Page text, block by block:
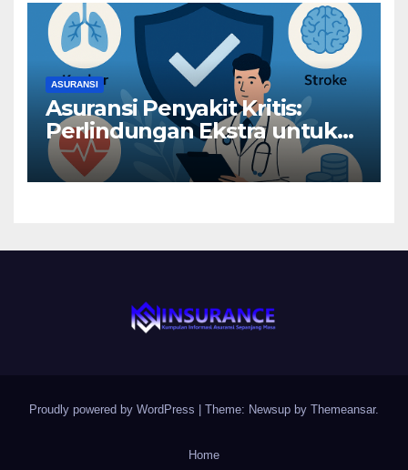
ASURANSI
Asuransi Penyakit Kritis:
Perlindungan Ekstra untuk
Risiko Besar
Proudly powered by WordPress Theme: Newsup by Themeansar.
Home